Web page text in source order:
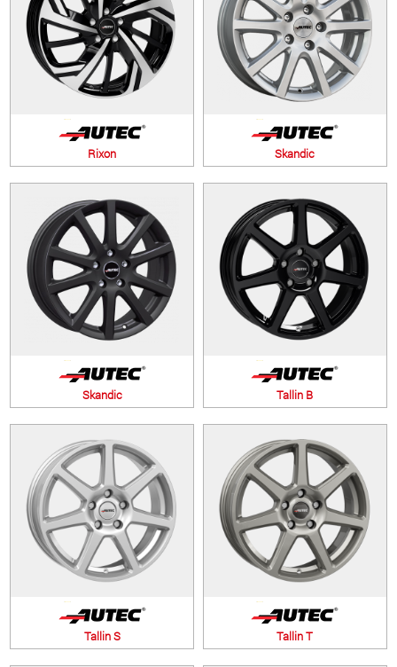
Rixon Skandic
Skandic Tallin B
Tallin S Tallin T